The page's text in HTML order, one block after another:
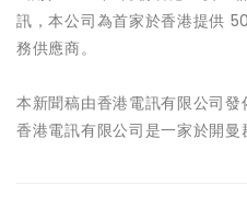
訊，本公司為首家於香港提供
務供應商。
本新聞稿由香港電訊有限公司發
香港電訊有限公司是一家於開曼